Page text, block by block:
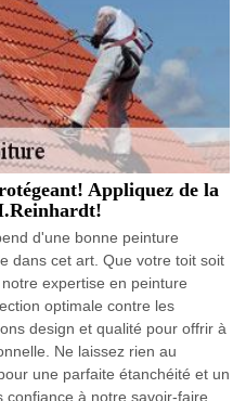
Appliquez de la
d'une bonne peinture
dans cet art. Que votre toit soit
expertise en peinture
optimale contre les
design et qualité pour offrir à
Ne laissez rien au
une parfaite étanchéité et un
confiance à notre savoir-faire